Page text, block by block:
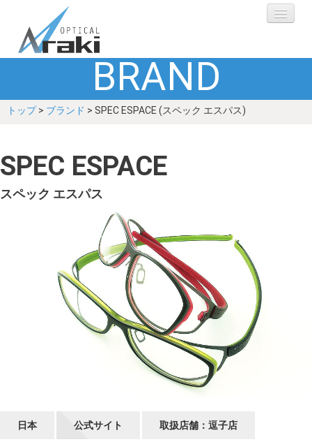
ブランド
お客さまの声
BRAND
トップ> ブランド > SPEC ESPACE (スペック エスパス)
SPEC ESPACE
スペック エスパス
日本 公式サイト 取扱店舗：逗子店